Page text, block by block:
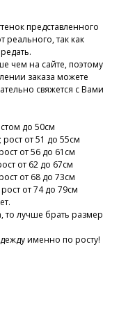
представленного
реального, так как
чем на сайте, поэтому
заказа можете
свяжется с Вами
до 50см
от 51 до 55см
от 56 до 61см
от 62 до 67см
от 68 до 73см
от 74 до 79см
то лучше брать размер
именно по росту!